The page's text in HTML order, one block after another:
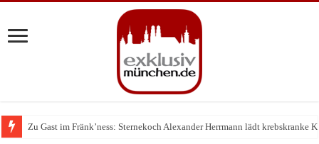
Zu Gast im Fränk’ness: Sternekoch Alexander Herrmann lädt krebskranke
Warum München gerade zum Treffpunkt der Lingerie-Branche wurde